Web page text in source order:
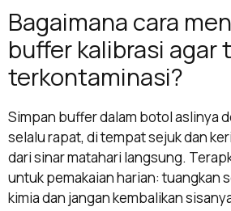
Bagaimana cara
buffer kalibrasi agar
terkontaminasi?
Simpan buffer dalam botol aslinya
selalu rapat, di tempat sejuk dan
dari sinar matahari langsung.
untuk pemakaian harian: tuangkan
kimia dan jangan kembalikan